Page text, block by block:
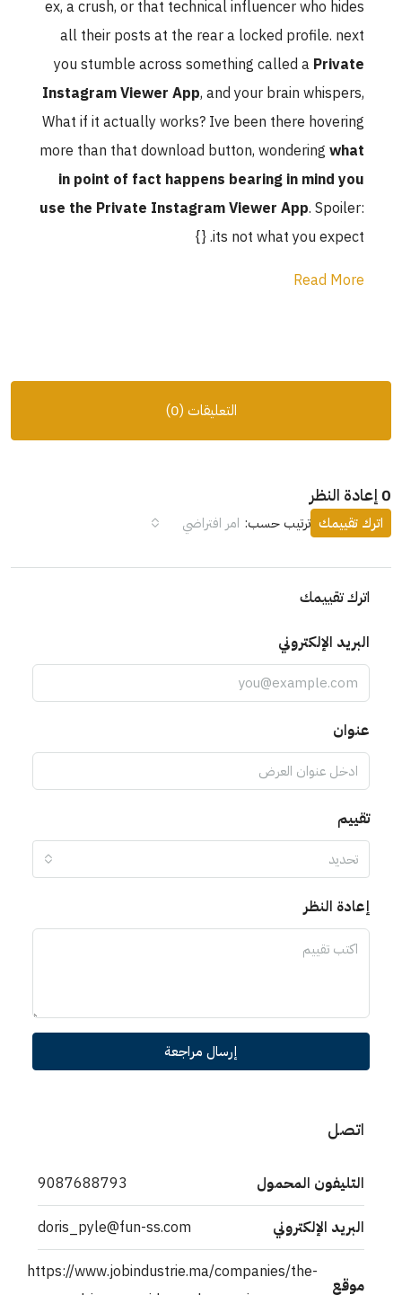
ex, a crush, or that technical influencer who hides
all their posts at the rear a locked profile. next
you stumble across something called aPrivate
Instagram Viewer App , and your brain whispers,
What if it actually works? Ive been there hovering
more than that download button, wonderingwhat
in point of fact happens bearing in mind you
use the Private Instagram Viewer App . Spoiler:
its not what you expect. {}
Read More
التعليقات (0)
0 إعادة النظر
ترتيب حسب: امر افتراضي اترك تقييمك
اترك تقييمك
البريد الإلكتروني
عنوان
تقييم
تحديد
إعادة النظر
إرسال مراجعة
اتصل
التليفون المحمول 9087688793
البريد الإلكتروني doris_pyle@fun-ss.com
موقع
https://www.jobindustrie.ma/companies/the-